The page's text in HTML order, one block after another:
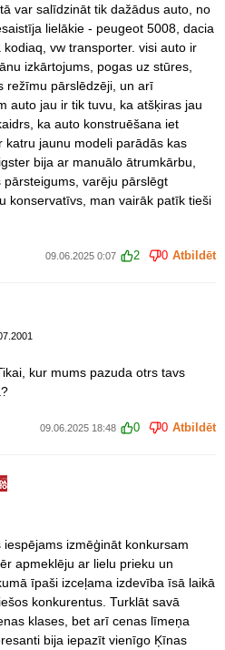
var salīdzināt tik dažādus auto, no
lielākie - peugeot 5008, dacia
vw transporter. visi auto ir
izkārtojums, pogas uz stūres,
režīmu pārslēdzēji, un arī
auto jau ir tik tuvu, ka atšķiras jau
ka auto konstruēšana iet
katru jaunu modeli parādās kas
bija ar manuālo ātrumkārbu,
varēju pārslēgt
konservatīvs, man vairāk patīk tieši
09.06.2025 0:07 2 0 Atbildēt
kur mums pazuda otrs tavs
09.06.2025 18:48 0 0 Atbildēt
izmēģināt konkursam
apmeklēju ar lielu prieku un
īpaši izceļama izdevība īsā laikā
konkurentus. Turklāt savā
klases, bet arī cenas līmeņa
bija iepazīt vienīgo Ķīnas